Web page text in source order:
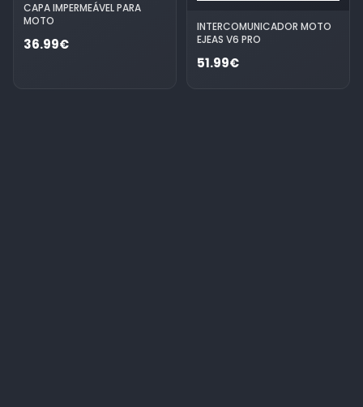
CAPA IMPERMEÁVEL PARA
MOTO
36.99€
INTERCOMUNICADOR MOTO
EJEAS V6 PRO
51.99€